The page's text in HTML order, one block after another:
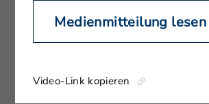
Medienmitteilung lesen
Video-Link kopieren